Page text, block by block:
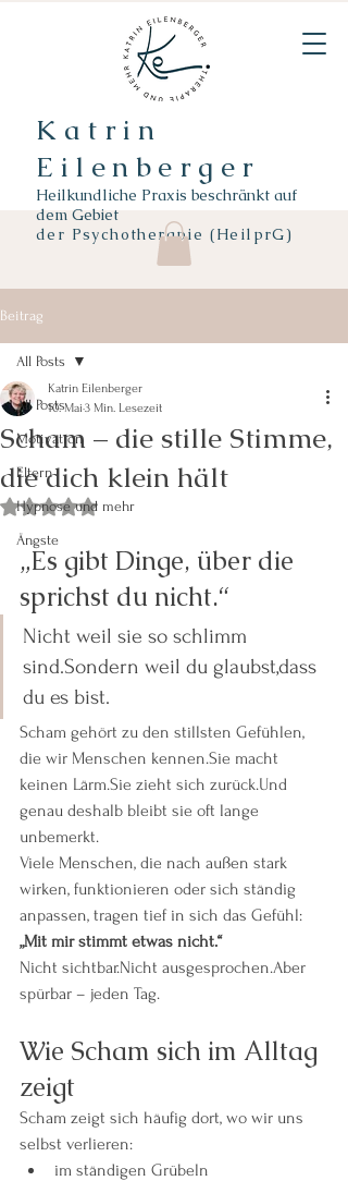
Katrin
Eilenberger
Heilkundliche Praxis beschränkt auf
dem Gebiet
der Psychotherapie (HeilprG)
Beitrag
All Posts
Motivation
Eltern
Hypnose und mehr
Ängste
All Posts
Scham – die stille Stimme,
die dich klein hält
Katrin Eilenberger
10. Mai 3 Min. Lesezeit
Mit NaN von 5 Sternen bewertet.
„Es gibt Dinge, über die
sprichst du nicht.“
Nicht weil sie so schlimm
sind.Sondern weil du glaubst,dass
du es bist.
Scham gehört zu den stillsten Gefühlen,
die wir Menschen kennen.Sie macht
keinen Lärm.Sie zieht sich zurück.Und
genau deshalb bleibt sie oft lange
unbemerkt.
Viele Menschen, die nach außen stark
wirken, funktionieren oder sich ständig
anpassen, tragen tief in sich das Gefühl:
„Mit mir stimmt etwas nicht.“
Nicht sichtbar.Nicht ausgesprochen.Aber
spürbar – jeden Tag.
Wie Scham sich im Alltag
zeigt
Scham zeigt sich häufig dort, wo wir uns
selbst verlieren:
im ständigen Grübeln